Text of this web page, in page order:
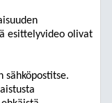
esittelyvideo olivat
sähköpostitse.